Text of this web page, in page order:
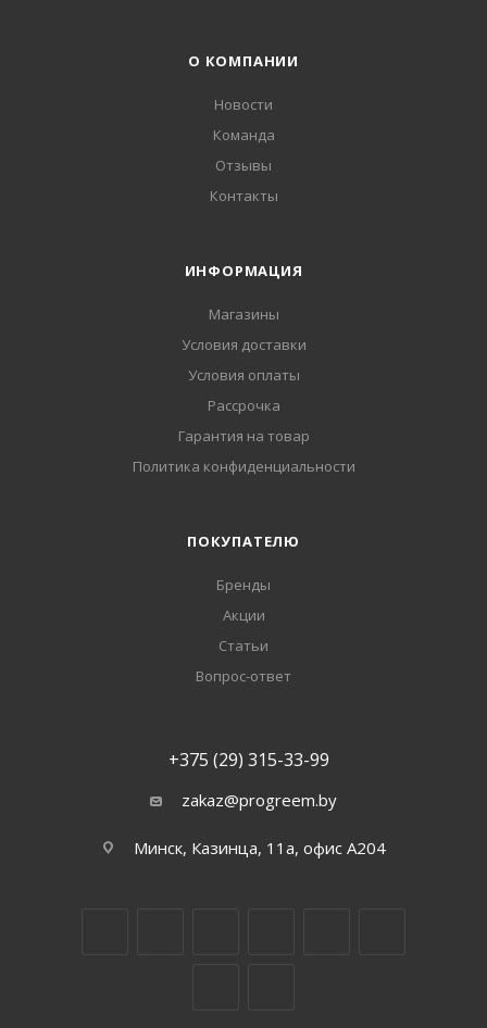
О КОМПАНИИ
Новости
Команда
Отзывы
Контакты
ИНФОРМАЦИЯ
Магазины
Условия доставки
Условия оплаты
Рассрочка
Гарантия на товар
Политика конфиденциальности
ПОКУПАТЕЛЮ
Бренды
Акции
Статьи
Вопрос-ответ
+375 (29) 315-33-99
zakaz@progreem.by
Минск, Казинца, 11а, офис А204